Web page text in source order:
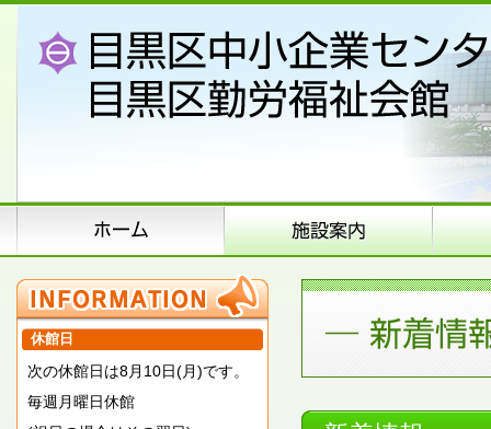
休館日
次の休館日は8月10日(月)です。
毎週月曜日休館